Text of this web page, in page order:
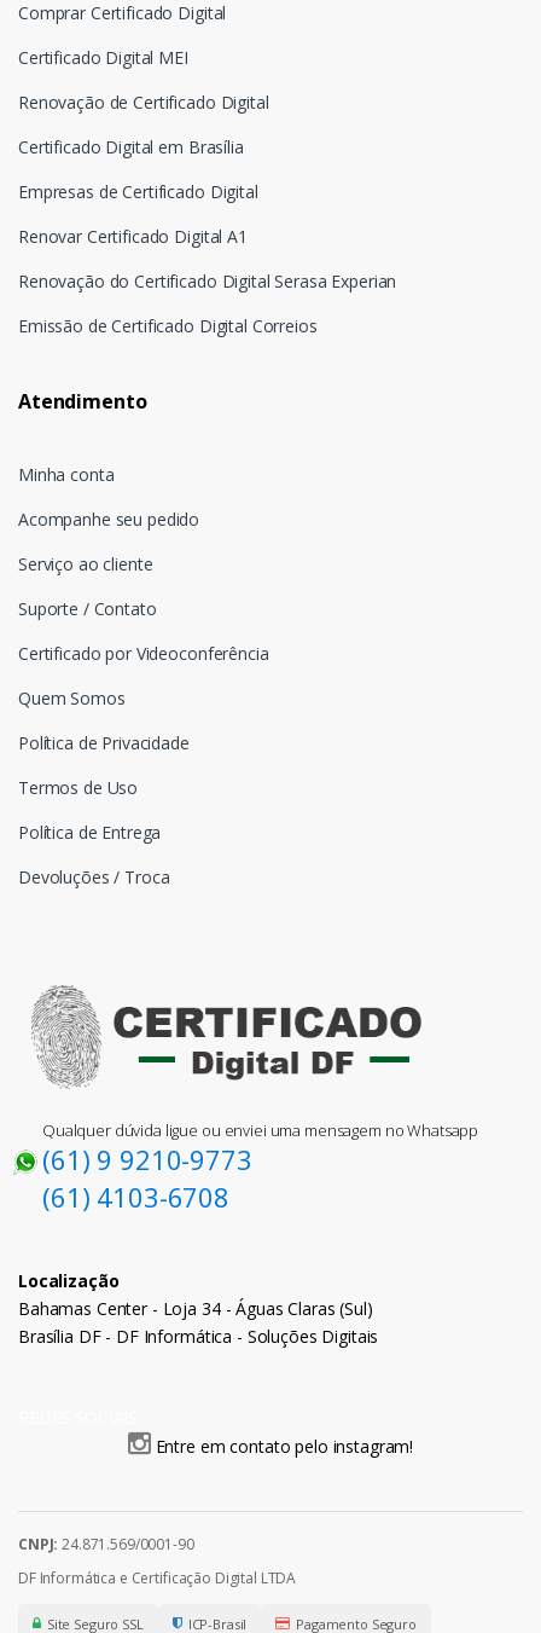
Comprar Certificado Digital
Certificado Digital MEI
Renovação de Certificado Digital
Certificado Digital em Brasília
Empresas de Certificado Digital
Renovar Certificado Digital A1
Renovação do Certificado Digital Serasa Experian
Emissão de Certificado Digital Correios
Atendimento
Minha conta
Acompanhe seu pedido
Serviço ao cliente
Suporte / Contato
Certificado por Videoconferência
Quem Somos
Política de Privacidade
Termos de Uso
Política de Entrega
Devoluções / Troca
Qualquer dúvida ligue ou enviei uma mensagem no Whatsapp
(61) 9 9210-9773
(61) 4103-6708
Localização
Bahamas Center - Loja 34 - Águas Claras (Sul)
Brasília DF - DF Informática - Soluções Digitais
Entre em contato pelo instagram!
CNPJ: 24.871.569/0001-90
DF Informática e Certificação Digital LTDA
Site Seguro SSL ICP-Brasil Pagamento Seguro